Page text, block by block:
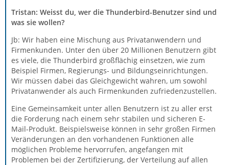
Tristan: Weisst du, wer die Thunderbird-Benutzer sind und
was sie wollen?
Jb: Wir haben eine Mischung aus Privatanwendern und
Firmenkunden. Unter den über 20 Millionen Benutzern gibt
es viele, die Thunderbird großflächig einsetzen, wie zum
Beispiel Firmen, Regierungs- und Bildungseinrichtungen.
Wir müssen dabei das Gleichgewicht wahren, um sowohl
Privatanwender als auch Firmenkunden zufriedenzustellen.
Eine Gemeinsamkeit unter allen Benutzern ist zu aller erst
die Forderung nach einem sehr stabilen und sicheren E-
Mail-Produkt. Beispielsweise können in sehr großen Firmen
Veränderungen an den vorhandenen Funktionen alle
möglichen Probleme hervorrufen, angefangen mit
Problemen bei der Zertifizierung, der Verteilung auf allen